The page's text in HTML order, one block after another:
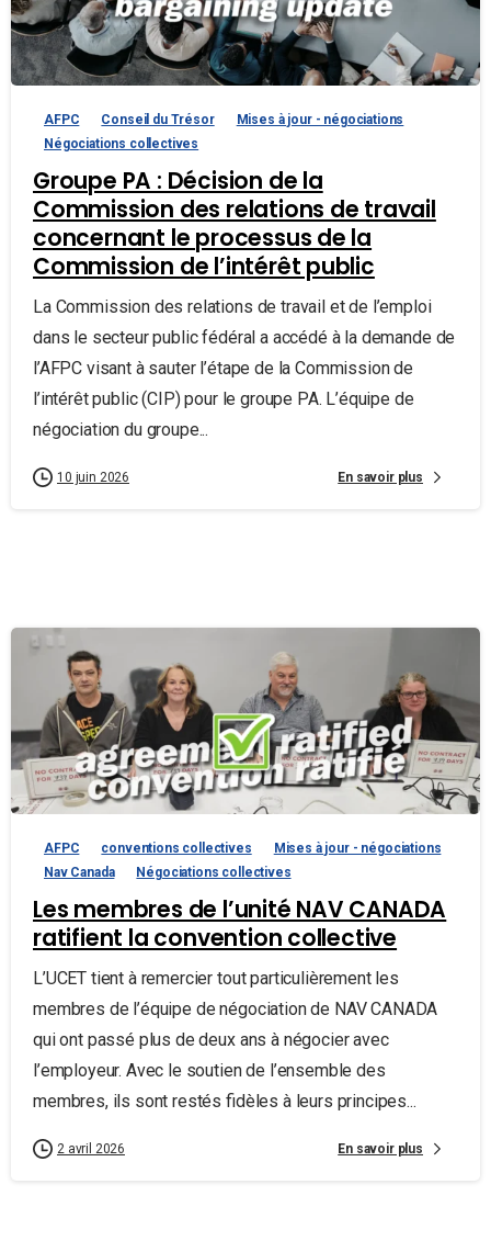
AFPC Conseil du Trésor
Mises à jour - négociations
Négociations collectives
Groupe PA : Décision de la
Commission des relations de travail
concernant le processus de la
Commission de l’intérêt public
La Commission des relations de travail et de l’emploi
dans le secteur public fédéral a accédé à la demande de
l’AFPC visant à sauter l’étape de la Commission de
l’intérêt public (CIP) pour le groupe PA. L’équipe de
négociation du groupe...
10 juin 2026 En savoir plus
AFPC conventions collectives
Mises à jour - négociations
Nav Canada
Négociations collectives
Les membres de l’unité NAV CANADA
ratifient la convention collective
L’UCET tient à remercier tout particulièrement les
membres de l’équipe de négociation de NAV CANADA
qui ont passé plus de deux ans à négocier avec
l’employeur. Avec le soutien de l’ensemble des
membres, ils sont restés fidèles à leurs principes...
2 avril 2026 En savoir plus